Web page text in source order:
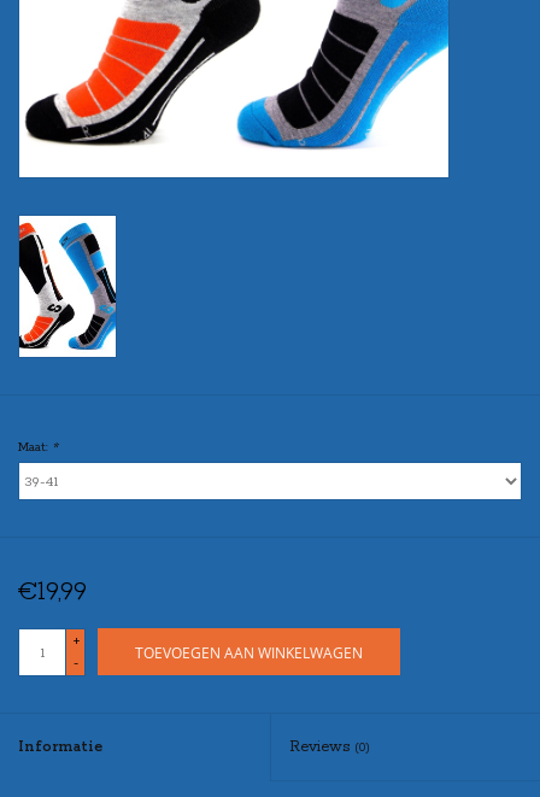
Maat: *
€19,99
+
-
TOEVOEGEN AAN WINKELWAGEN
Informatie Reviews (0)